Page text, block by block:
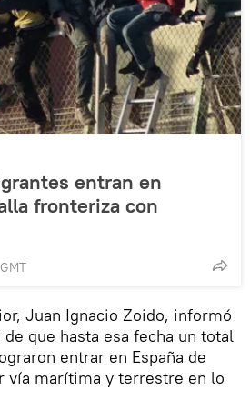
entran en
fronteriza con
Juan Ignacio Zoido, informó
que hasta esa fecha un total
entrar en España de
vía marítima y terrestre en lo